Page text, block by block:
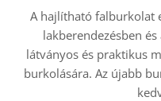
A hajlítható falburkolat
lakberendezésben
látványos és praktikus
burkolására. Az újabb